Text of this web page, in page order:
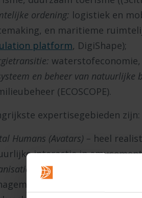
ordening: logistiek en
en maritieme
platform, DigiShape);
en beheer van natuurlijke
(ECOSCOPE).
expertisegebieden zijn:
Humans (Avatars) – heel
interactie in
& Management in a
strategie,